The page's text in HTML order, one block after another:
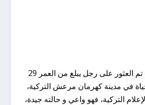
قبل فترة وجيزة، تم العثور على رجل يبلغ من العمر 29
في مدينة كهرمان مرعش التركية،
التركية، فهو واعي و حالته جيدة،